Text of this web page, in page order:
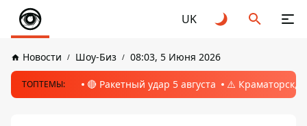
UK
Новости Шоу-Биз 08:03, 5 Июня 2026
ТОПТЕМЫ: 🔴 Ракетный удар 5 августа ⚠️ Краматорск,